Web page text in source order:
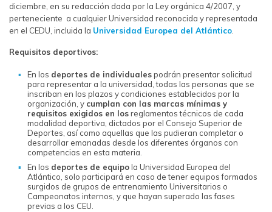
diciembre, en su redacción dada por la Ley orgánica 4/2007, y
perteneciente a cualquier Universidad reconocida y representada
en el CEDU, incluida la Universidad Europea del Atlántico
Requisitos deportivos:
En los deportes de individualespodrán presentar solicitud
para representar a la universidad, todas las personas que se
inscriban en los plazos y condiciones establecidos por la
organización, y cumplan con las marcas mínimas y
requisitos exigidos en losreglamentos técnicos de cada
modalidad deportiva, dictados por el Consejo Superior de
Deportes, así como aquellas que las pudieran completar o
desarrollar emanadas desde los diferentes órganos con
competencias en esta materia.
En los deportes de equipola Universidad Europea del
Atlántico, solo participará en caso de tener equipos formados
surgidos de grupos de entrenamiento Universitarios o
Campeonatos internos, y que hayan superado las fases
previas a los CEU.